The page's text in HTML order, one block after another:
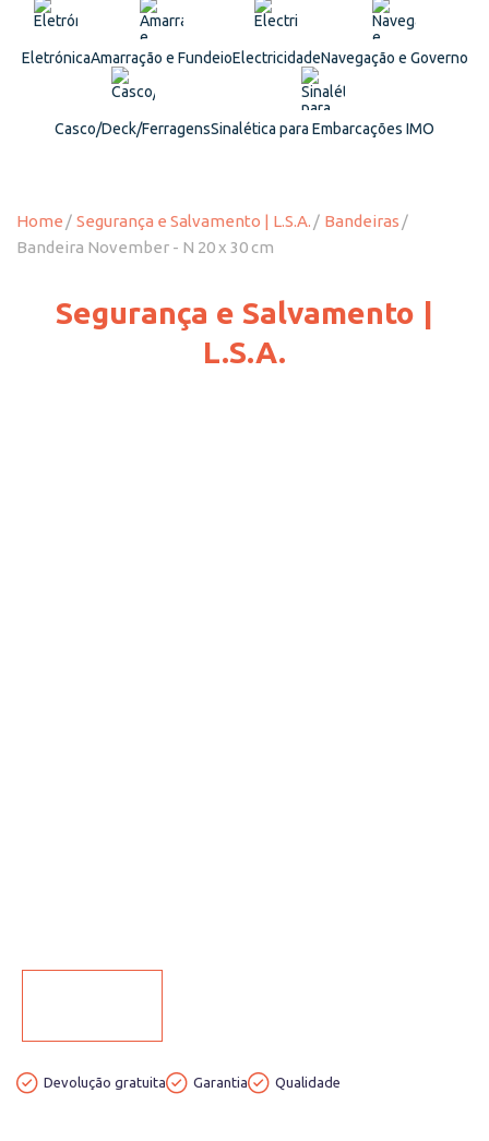
EletrónicaAmarração e FundeioElectricidadeNavegação e Governo
Casco/Deck/FerragensSinalética para Embarcações IMO
Home Segurança e Salvamento | L.S.A.
Bandeiras
Bandeira November - N 20 x 30 cm
Segurança e Salvamento |
L.S.A.
Devolução gratuita Garantia Qualidade